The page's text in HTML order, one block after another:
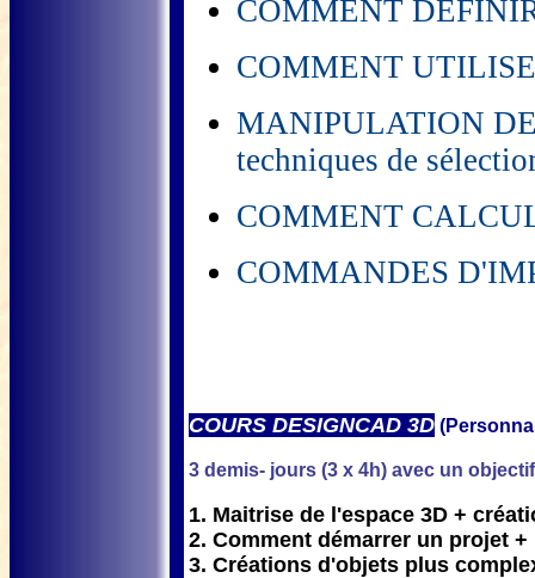
COMMENT
COMMENT
MANIPULATION
techniques de
COMMENT
COMMANDES
COURS DESIGNCAD 3D
3 demis- jours (3 x 4h) avec un
1. Maitrise de l'espace 3D +
2. Comment démarrer un projet
3. Créations d'objets plus